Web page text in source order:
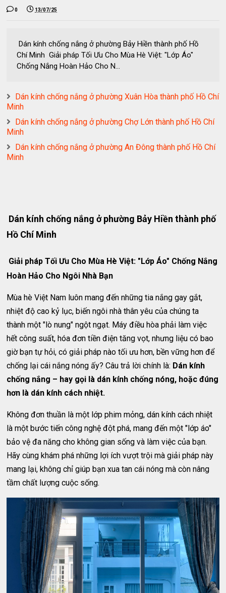
0 13/07/25
Dán kính chống nắng ở phường Bảy Hiền thành phố Hồ
Chí Minh Giải pháp Tối Ưu Cho Mùa Hè Việt: "Lớp Áo"
Chống Nắng Hoàn Hảo Cho N...
Dán kính chống nắng ở phường Xuân Hòa thành phố Hồ Chí
Minh
Dán kính chống nắng ở phường Chợ Lớn thành phố Hồ Chí
Minh
Dán kính chống nắng ở phường An Đông thành phố Hồ Chí
Minh
Dán kính chống nắng ở phường Bảy Hiền thành phố
Hồ Chí Minh
Giải pháp Tối Ưu Cho Mùa Hè Việt: "Lớp Áo" Chống Nắng
Hoàn Hảo Cho Ngôi Nhà Bạn
Mùa hè Việt Nam luôn mang đến những tia nắng gay gắt,
nhiệt độ cao kỷ lục, biến ngôi nhà thân yêu của chúng ta
thành một "lò nung" ngột ngạt. Máy điều hòa phải làm việc
hết công suất, hóa đơn tiền điện tăng vọt, nhưng liệu có bao
giờ bạn tự hỏi, có giải pháp nào tối ưu hơn, bền vững hơn để
chống lại cái nắng nóng ấy? Câu trả lời chính là: Dán kính
chống nắng – hay gọi là dán kính chống nóng, hoặc đúng
hơn là dán kính cách nhiệt.
Không đơn thuần là một lớp phim mỏng, dán kính cách nhiệt
là một bước tiến công nghệ đột phá, mang đến một "lớp áo"
bảo vệ đa năng cho không gian sống và làm việc của bạn.
Hãy cùng khám phá những lợi ích vượt trội mà giải pháp này
mang lại, không chỉ giúp bạn xua tan cái nóng mà còn nâng
tầm chất lượng cuộc sống.